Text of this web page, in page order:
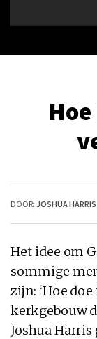
DOOR: JOSHUA HARRIS
Het idee om
sommige
zijn: ‘Hoe doe
kerkgebouw
Joshua Harris